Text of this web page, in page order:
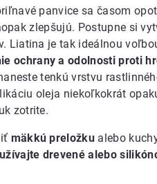
panvice sa časom
zlepšujú. Postupne si
Liatina je tak ideálnou
ochrany a odolnosti proti
tenkú vrstvu
oleja niekoľkokrát
zotrite.
mäkkú preložku alebo
drevené alebo